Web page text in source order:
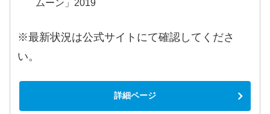
ムーン」2019
※最新状況は公式サイトにて確認してくださ
い。
詳細ページ